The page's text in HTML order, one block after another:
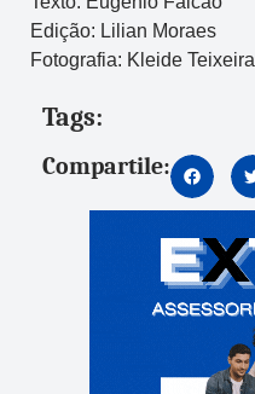
Edição: Lilian Moraes
Fotografia: Kleide Teixeira
Tags:
Compartile: